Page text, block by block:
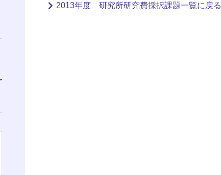
2013年度 研究所研究費採択課題一覧に戻る